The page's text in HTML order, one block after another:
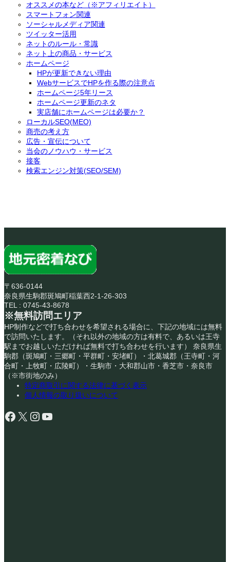
オススメの本など（※アフィリエイト）
スマートフォン関連
ソーシャルメディア関連
ツイッター活用
ネットのルール・常識
ネット上の商品・サービス
ホームページ
HPが更新できない理由
WebサービスでHPを作る際の注意点
ホームページ5年リース
ホームページ更新のネタ
実店舗にホームページは必要か？
ローカルSEO(MEO)
商売の考え方
広告・宣伝について
当会のノウハウ・サービス
接客
検索エンジン対策(SEO/SEM)
〒636-0144
奈良県生駒郡斑鳩町稲葉西2-1-26-303
TEL : 0745-43-8678
※無料訪問エリア
HP制作などで打ち合わせを希望される場合に、下記の地域には無料
で訪問いたします。（それ以外の地域の方は有料で、あるいは王寺
駅までお越しいただければ無料で打ち合わせを行います） 奈良県生
駒郡（斑鳩町・三郷町・平群町・安堵町）・北葛城郡（王寺町・河
合町・上牧町・広陵町）・生駒市・大和郡山市・香芝市・奈良市
（※市街地のみ）
特定商取引に関する法律に基づく表示
個人情報の取り扱いについて
Facebook X Instagram YouTube